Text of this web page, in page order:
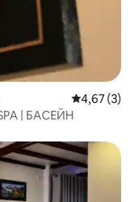
Середня
4,67 (3)
| БАСЕЙН